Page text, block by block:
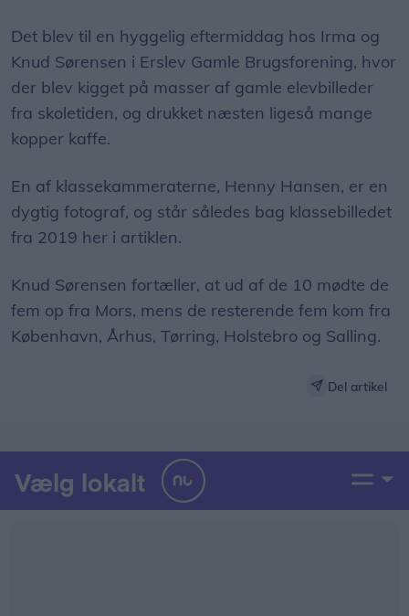
Det blev til en hyggelig eftermiddag hos Irma og
Knud Sørensen i Erslev Gamle Brugsforening, hvor
der blev kigget på masser af gamle elevbilleder
fra skoletiden, og drukket næsten ligeså mange
kopper kaffe.
En af klassekammeraterne, Henny Hansen, er en
dygtig fotograf, og står således bag klassebilledet
fra 2019 her i artiklen.
Knud Sørensen fortæller, at ud af de 10 mødte de
fem op fra Mors, mens de resterende fem kom fra
København, Århus, Tørring, Holstebro og Salling.
Del artikel